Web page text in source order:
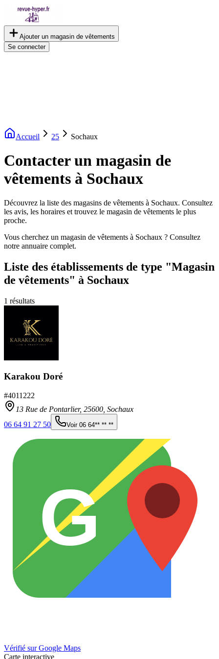
Ajouter un magasin de vêtements
Se connecter
Accueil 25 Sochaux
Contacter un magasin de
vêtements à Sochaux
Découvrez la liste des magasins de vêtements à Sochaux. Consultez
les avis, les horaires et trouvez le magasin de vêtements le plus
proche.
Vous cherchez un magasin de vêtements à Sochaux ? Consultez
notre annuaire complet.
Liste des établissements de type "Magasin
de vêtements" à Sochaux
1 résultats
Karakou Doré
#4011222
13 Rue de Pontarlier, 25600 Sochaux
06 64 91 27 50
Voir 06 64** ** **
G
Vérifié sur Google Maps
Carte interactive